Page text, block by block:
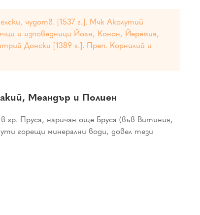
чудотв. [1537 г.]. Мчк Аколутий
и изповедници Йоан, Конон, Йеремия,
Донски [1389 г.]. Преп. Корнилий и
Меандър и Полиен
Пруса, наричан още Бруса (във Витиния,
горещи минерални води, довел тези